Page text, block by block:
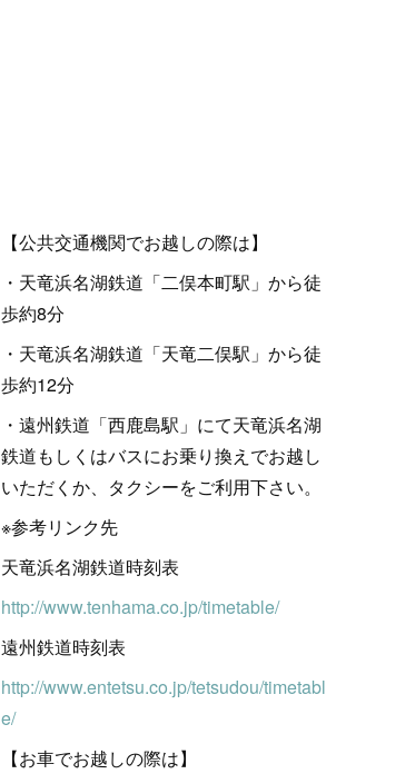
【公共交通機関でお越しの際は】
・天竜浜名湖鉄道「二俣本町駅」から徒
歩約8分
・天竜浜名湖鉄道「天竜二俣駅」から徒
歩約12分
・遠州鉄道「西鹿島駅」にて天竜浜名湖
鉄道もしくはバスにお乗り換えでお越し
いただくか、タクシーをご利用下さい。
※参考リンク先
天竜浜名湖鉄道時刻表
http://www.tenhama.co.jp/timetable/
遠州鉄道時刻表
http://www.entetsu.co.jp/tetsudou/timetabl
e/
【お車でお越しの際は】